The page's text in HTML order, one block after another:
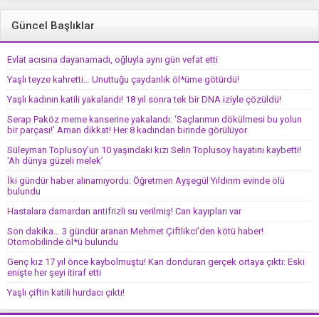
Güncel Başlıklar
Evlat acısına dayanamadı, oğluyla aynı gün vefat etti
Yaşlı teyze kahretti… Unuttuğu çaydanlık öl*üme götürdü!
Yaşlı kadının katili yakalandı! 18 yıl sonra tek bir DNA iziyle çözüldü!
Serap Paköz meme kanserine yakalandı: ‘Saçlarımın dökülmesi bu yolun
bir parçası!’ Aman dikkat! Her 8 kadından birinde görülüyor
Süleyman Toplusoy’un 10 yaşındaki kızı Selin Toplusoy hayatını kaybetti!
‘Ah dünya güzeli melek’
İki gündür haber alınamıyordu: Öğretmen Ayşegül Yıldırım evinde ölü
bulundu
Hastalara damardan antifrizli su verilmiş! Can kayıpları var
Son dakika… 3 gündür aranan Mehmet Çiftlikci’den kötü haber!
Otomobilinde öl*ü bulundu
Genç kız 17 yıl önce kaybolmuştu! Kan donduran gerçek ortaya çıktı: Eski
enişte her şeyi itiraf etti
Yaşlı çiftin katili hurdacı çıktı!